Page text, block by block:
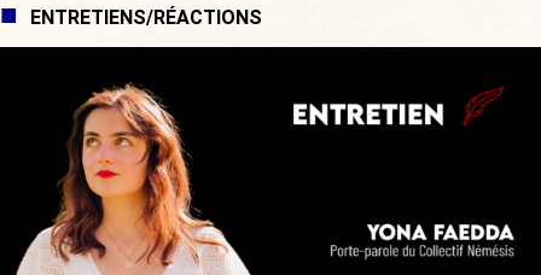
ENTRETIENS/RÉACTIONS